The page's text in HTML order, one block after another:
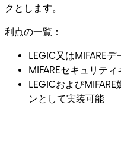
クとします。
利点の一覧：
LEGIC又はMIFARE
MIFAREセキュリテ
LEGICおよび
ンとして実装可能